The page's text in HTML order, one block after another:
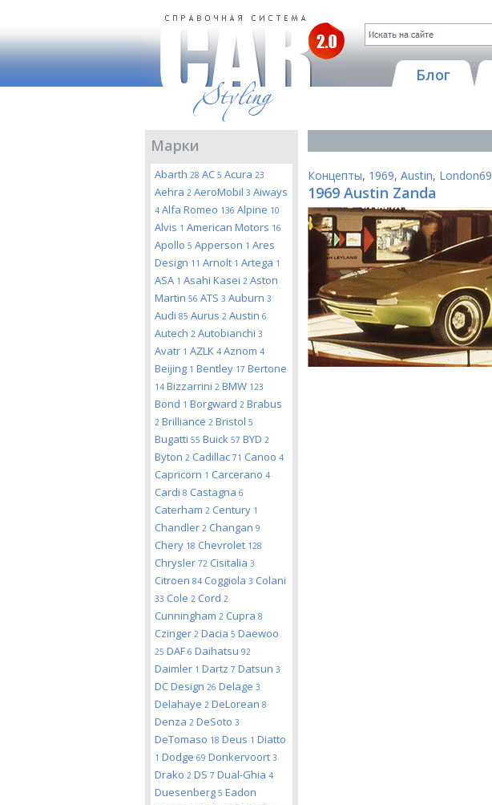
Блог
Марки
Abarth 28 AC 5 Acura 23
Aehra 2 AeroMobil 3 Aiways
4 Alfa Romeo 136 Alpine 10
Alvis 1 American Motors 16
Apollo 5 Apperson 1 Ares
Design 11 Arnolt 1 Artega 1
ASA 1 Asahi Kasei 2 Aston
Martin 56 ATS 3 Auburn 3
Audi 85 Aurus 2 Austin 6
Autech 2 Autobianchi 3
Avatr 1 AZLK 4 Aznom 4
Beijing 1 Bentley 17 Bertone
14 Bizzarrini 2 BMW 123
Bond 1 Borgward 2 Brabus
2 Brilliance 2 Bristol 5
Bugatti 55 Buick 57 BYD 2
Byton 2 Cadillac 71 Canoo 4
Capricorn 1 Carcerano 4
Cardi 8 Castagna 6
Caterham 2 Century 1
Chandler 2 Changan 9
Chery 18 Chevrolet 128
Chrysler 72 Cisitalia 3
Citroen 84 Coggiola 3 Colani
33 Cole 2 Cord 2
Cunningham 2 Cupra 8
Czinger 2 Dacia 5 Daewoo
25 DAF 6 Daihatsu 92
Daimler 1 Dartz 7 Datsun 3
DC Design 26 Delage 3
Delahaye 2 DeLorean 8
Denza 2 DeSoto 3
DeTomaso 18 Deus 1 Diatto
1 Dodge 69 Donkervoort 3
Drako 2 DS 7 Dual-Ghia 4
Duesenberg 5 Eadon
Концепты, 1969, Austin, London69
1969 Austin Zanda